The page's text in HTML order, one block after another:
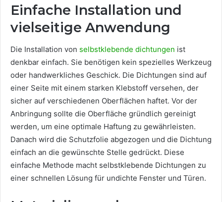
Einfache Installation und
vielseitige Anwendung
Die Installation von selbstklebende dichtungen ist
denkbar einfach. Sie benötigen kein spezielles Werkzeug
oder handwerkliches Geschick. Die Dichtungen sind auf
einer Seite mit einem starken Klebstoff versehen, der
sicher auf verschiedenen Oberflächen haftet. Vor der
Anbringung sollte die Oberfläche gründlich gereinigt
werden, um eine optimale Haftung zu gewährleisten.
Danach wird die Schutzfolie abgezogen und die Dichtung
einfach an die gewünschte Stelle gedrückt. Diese
einfache Methode macht selbstklebende Dichtungen zu
einer schnellen Lösung für undichte Fenster und Türen.